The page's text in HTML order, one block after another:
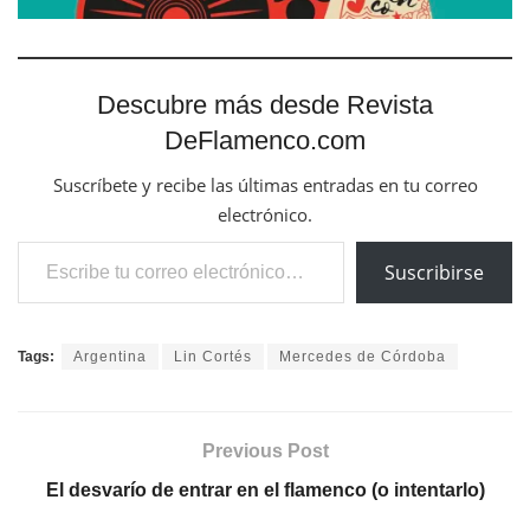
Descubre más desde Revista
DeFlamenco.com
Suscríbete y recibe las últimas entradas en tu correo
electrónico.
Escribe tu correo electrónico…
Suscribirse
Tags: Argentina Lin Cortés Mercedes de Córdoba
Previous Post
El desvarío de entrar en el flamenco (o intentarlo)